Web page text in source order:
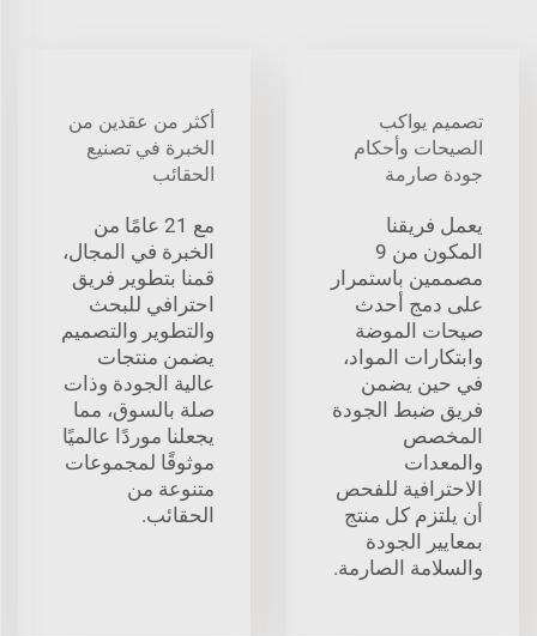
تصميم يواكب
الصيحات وأحكام
جودة صارمة
يعمل فريقنا
المكون من 9
مصممين باستمرار
على دمج أحدث
صيحات الموضة
وابتكارات المواد،
في حين يضمن
فريق ضبط الجودة
المخصص
والمعدات
الاحترافية للفحص
أن يلتزم كل منتج
بمعايير الجودة
والسلامة الصارمة.
أكثر من عقدين من
الخبرة في تصنيع
الحقائب
مع 21 عامًا من
الخبرة في المجال،
قمنا بتطوير فريق
احترافي للبحث
والتطوير والتصميم
يضمن منتجات
عالية الجودة وذات
صلة بالسوق، مما
يجعلنا موردًا عالميًا
موثوقًا لمجموعات
متنوعة من
الحقائب.